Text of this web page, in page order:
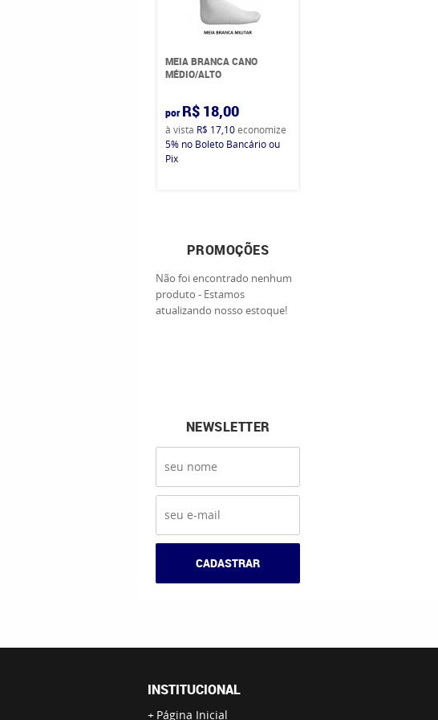
MEIA BRANCA CANO
MÉDIO/ALTO
por R$ 18,00
à vista R$ 17,10economize
5% no Boleto Bancário ou
Pix
PROMOÇÕES
Não foi encontrado nenhum
produto - Estamos
atualizando nosso estoque!
NEWSLETTER
CADASTRAR
INSTITUCIONAL
Página Inicial